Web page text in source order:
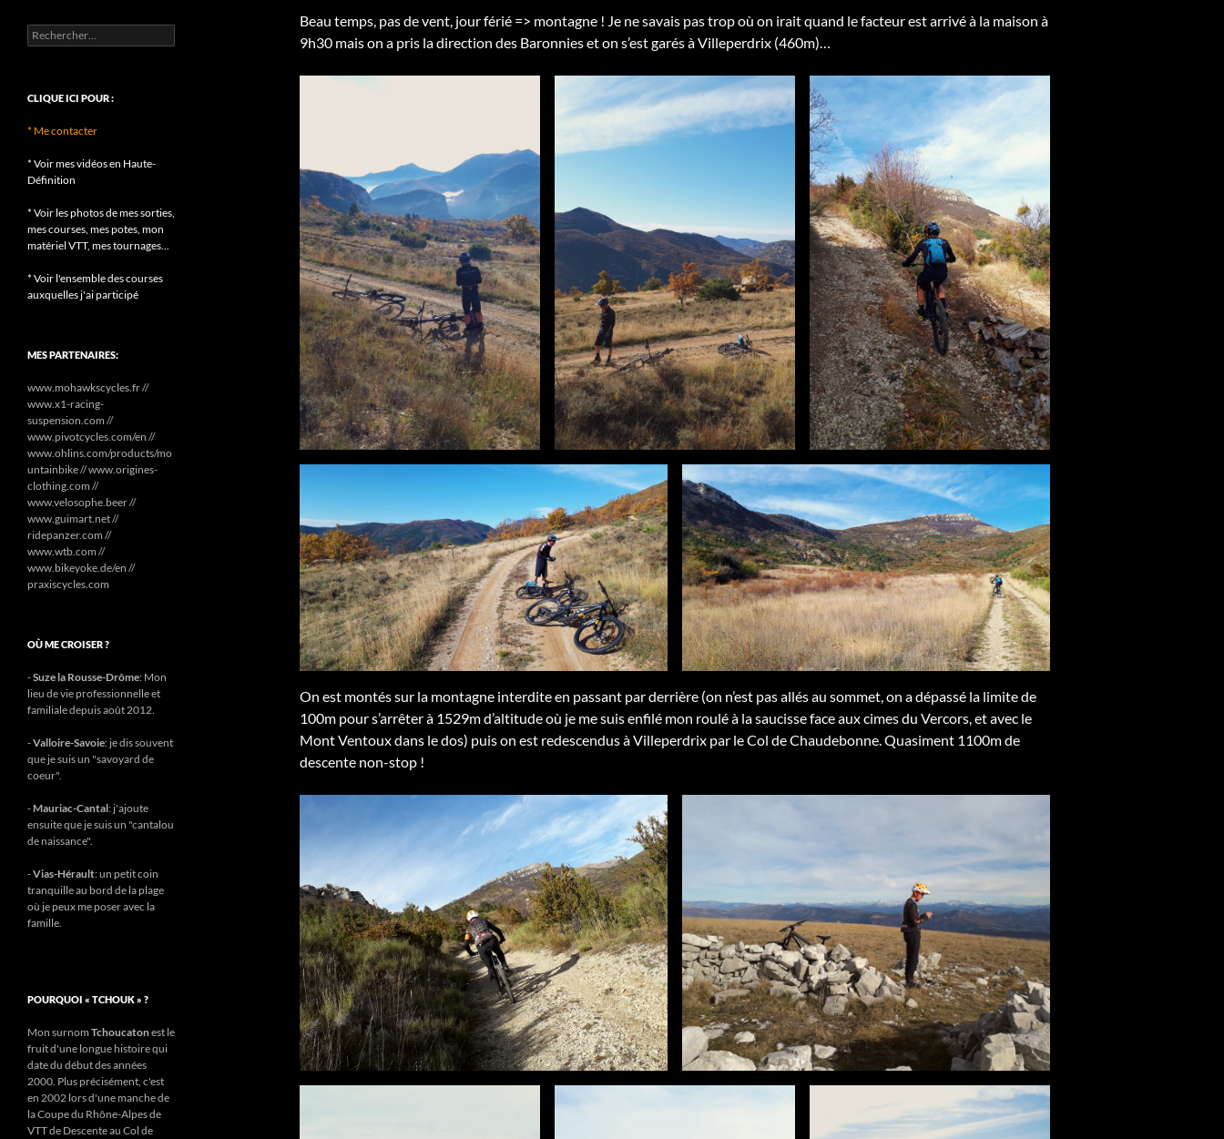
Beau temps, pas de vent, jour férié => montagne ! Je ne savais pas trop où on irait quand le facteur est arrivé à la maison à
9h30 mais on a pris la direction des Baronnies et on s’est garés à Villeperdrix (460m)…
On est montés sur la montagne interdite en passant par derrière (on n’est pas allés au sommet, on a dépassé la limite de
100m pour s’arrêter à 1529m d’altitude où je me suis enfilé mon roulé à la saucisse face aux cimes du Vercors, et avec le
Mont Ventoux dans le dos) puis on est redescendus à Villeperdrix par le Col de Chaudebonne. Quasiment 1100m de
descente non-stop !
Rechercher :
CLIQUE ICI POUR :
* Me contacter
* Voir mes vidéos en Haute-
Définition
* Voir les photos de mes sorties,
mes courses, mes potes, mon
matériel VTT, mes tournages...
* Voir l'ensemble des courses
auxquelles j'ai participé
MES PARTENAIRES:
www.mohawkscycles.fr //
www.x1-racing-
suspension.com //
www.pivotcycles.com/en //
www.ohlins.com/products/mo
untainbike // www.origines-
clothing.com //
www.velosophe.beer //
www.guimart.net //
ridepanzer.com //
www.wtb.com //
www.bikeyoke.de/en //
praxiscycles.com
OÙ ME CROISER ?
-Suze la Rousse-Drôme: Mon
lieu de vie professionnelle et
familiale depuis août 2012.
-Valloire-Savoie: je dis souvent
que je suis un "savoyard de
coeur".
- Mauriac-Cantal: j'ajoute
ensuite que je suis un "cantalou
de naissance".
-Vias-Hérault: un petit coin
tranquille au bord de la plage
où je peux me poser avec la
famille.
POURQUOI « TCHOUK » ?
Mon surnom Tchoucatonest le
fruit d'une longue histoire qui
date du début des années
2000. Plus précisément, c'est
en 2002 lors d'une manche de
la Coupe du Rhône-Alpes de
VTT de Descente au Col de